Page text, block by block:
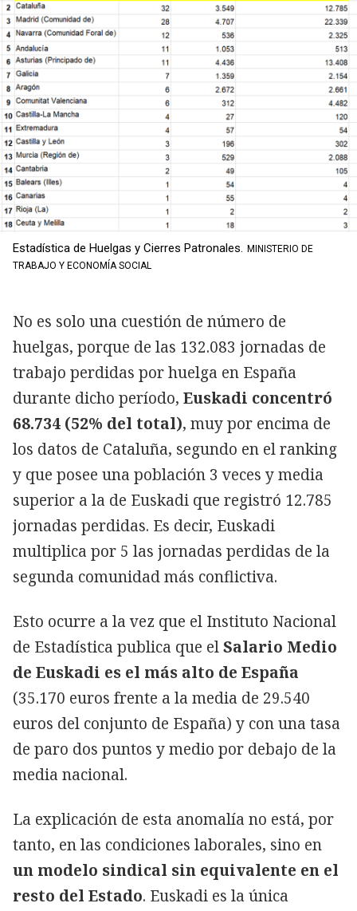
Estadística de Huelgas y Cierres Patronales. MINISTERIO DE
TRABAJO Y ECONOMÍA SOCIAL
No es solo una cuestión de número de
huelgas, porque de las 132.083 jornadas de
trabajo perdidas por huelga en España
durante dicho período, Euskadi concentró
68.734 (52% del total), muy por encima de
los datos de Cataluña, segundo en el ranking
y que posee una población 3 veces y media
superior a la de Euskadi que registró 12.785
jornadas perdidas. Es decir, Euskadi
multiplica por 5 las jornadas perdidas de la
segunda comunidad más conflictiva.
Esto ocurre a la vez que el Instituto Nacional
de Estadística publica que elSalario Medio
de Euskadi es el más alto de España
(35.170 euros frente a la media de 29.540
euros del conjunto de España) y con una tasa
de paro dos puntos y medio por debajo de la
media nacional.
La explicación de esta anomalía no está, por
tanto, en las condiciones laborales, sino en
un modelo sindical sin equivalente en el
resto del Estado. Euskadi es la única